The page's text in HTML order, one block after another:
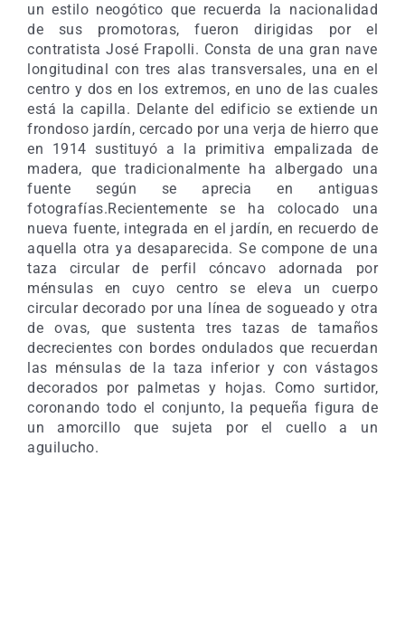
un estilo neogótico que recuerda la nacionalidad
de sus promotoras, fueron dirigidas por el
contratista José Frapolli. Consta de una gran nave
longitudinal con tres alas transversales, una en el
centro y dos en los extremos, en uno de las cuales
está la capilla. Delante del edificio se extiende un
frondoso jardín, cercado por una verja de hierro que
en 1914 sustituyó a la primitiva empalizada de
madera, que tradicionalmente ha albergado una
fuente según se aprecia en antiguas
fotografías.Recientemente se ha colocado una
nueva fuente, integrada en el jardín, en recuerdo de
aquella otra ya desaparecida. Se compone de una
taza circular de perfil cóncavo adornada por
ménsulas en cuyo centro se eleva un cuerpo
circular decorado por una línea de sogueado y otra
de ovas, que sustenta tres tazas de tamaños
decrecientes con bordes ondulados que recuerdan
las ménsulas de la taza inferior y con vástagos
decorados por palmetas y hojas. Como surtidor,
coronando todo el conjunto, la pequeña figura de
un amorcillo que sujeta por el cuello a un
aguilucho.